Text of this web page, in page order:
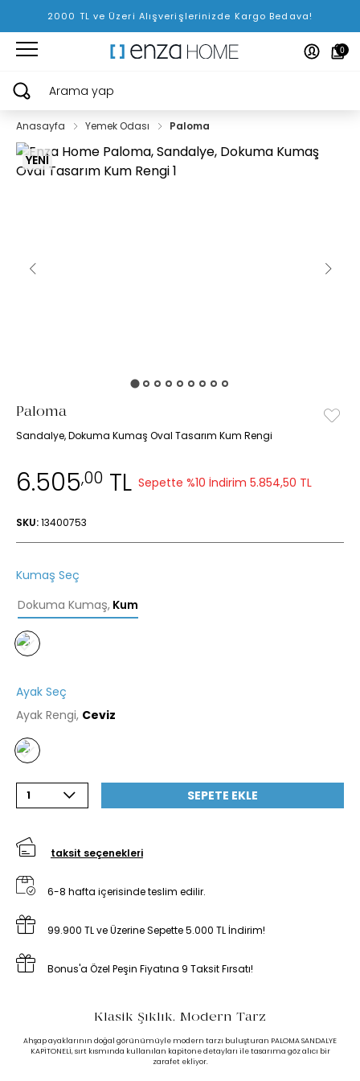
2000 TL ve Üzeri Alışverişlerinizde Kargo Bedava!
0
Arama yap
Anasayfa Yemek Odası Paloma
YENİ
Paloma
Sandalye, Dokuma Kumaş Oval Tasarım Kum Rengi
6.505,00 TL Sepette %10 İndirim 5.854,50 TL
SKU:13400753
Kumaş Seç
Dokuma Kumaş, Kum
Ayak Seç
Ayak Rengi, Ceviz
1 SEPETE EKLE
taksit seçenekleri
6-8 hafta içerisinde teslim edilir.
99.900 TL ve Üzerine Sepette 5.000 TL İndirim!
Bonus'a Özel Peşin Fiyatına 9 Taksit Fırsatı!
Klasik Şıklık, Modern Tarz
Ahşap ayaklarının doğal görünümüyle modern tarzı buluşturan PALOMA SANDALYE
KAPİTONELİ, sırt kısmında kullanılan kapitone detayları ile tasarıma göz alıcı bir
zarafet ekliyor.